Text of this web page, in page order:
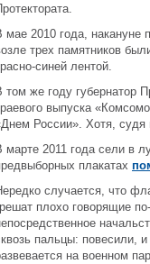
мае 2010 года, накануне
трех памятников
синей лентой.
том же году губернатор
выпуска
России». Хотя,
марте 2011 года сели в
плакатах
случается, что
плохо говорящие
пальцы: повесили,
на военном